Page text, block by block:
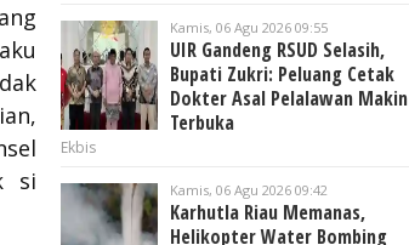
si
Kamis, 06 Agu 2026 09:55
UIR Gandeng RSUD Selasih,
Bupati Zukri: Peluang Cetak
Dokter Asal Pelalawan Makin
Terbuka
Ekbis
Kamis, 06 Agu 2026 09:42
Karhutla Riau Memanas,
Helikopter Water Bombing